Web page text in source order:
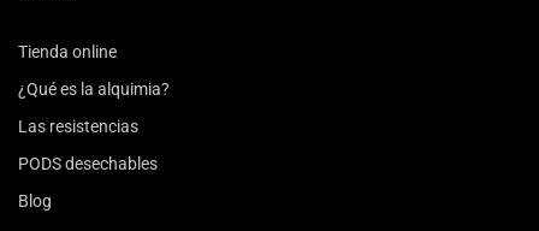
Tienda online
¿Qué es la alquimia?
Las resistencias
PODS desechables
Blog